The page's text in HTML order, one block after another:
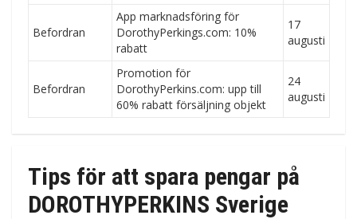
Befordran
App marknadsföring för
DorothyPerkings.com: 10%
rabatt
17
augusti
Befordran
Promotion för
DorothyPerkins.com: upp till
60% rabatt försäljning objekt
24
augusti
Tips för att spara pengar på
DOROTHYPERKINS Sverige